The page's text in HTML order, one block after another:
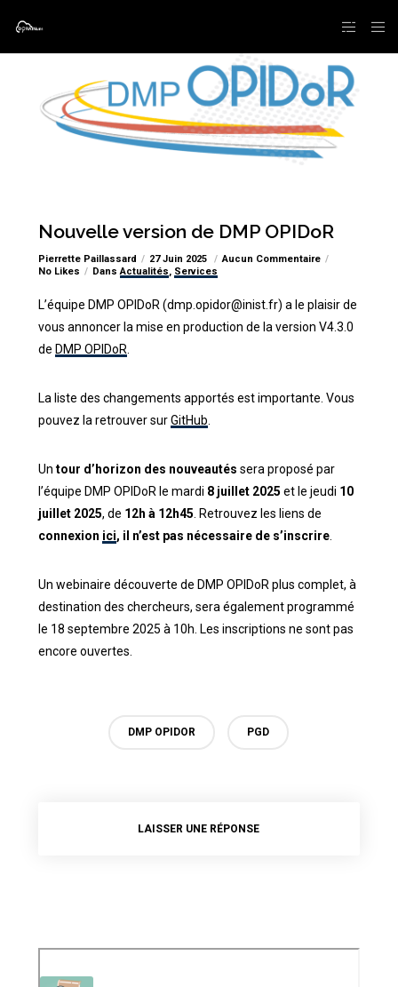
Nouvelle version de DMP OPIDoR
Pierrette Paillassard 27 Juin 2025
Aucun Commentaire
No Likes
DansActualités, Services
L’équipe DMP OPIDoR (dmp.opidor@inist.fr) a le plaisir de
vous annoncer la mise en production de la version V4.3.0
de DMP OPIDoR
La liste des changements apportés est importante. Vous
pouvez la retrouver surGitHub
Un tour d’horizon des nouveautés sera proposé par
l’équipe DMP OPIDoR le mardi 8 juillet 2025 et le jeudi 10
juillet 2025, de 12h à 12h45 . Retrouvez les liens de
connexion ici, il n’est pas nécessaire de s’inscrire.
Un webinaire découverte de DMP OPIDoR plus complet, à
destination des chercheurs, sera également programmé
le 18 septembre 2025 à 10h. Les inscriptions ne sont pas
encore ouvertes.
DMP OPIDOR PGD
LAISSER UNE RÉPONSE